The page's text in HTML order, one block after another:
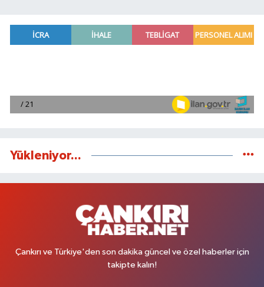
Yükleniyor...
Çankırı ve Türkiye'den son dakika güncel ve özel haberler için
takipte kalın!